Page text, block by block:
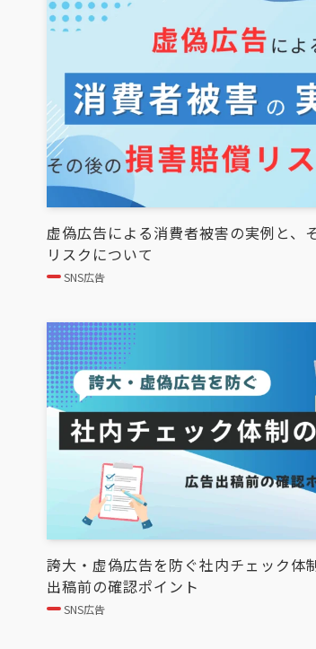
虚偽広告による消費者被害の実例と、
リスクについて
SNS広告
誇大・虚偽広告を防ぐ社内チェック体
出稿前の確認ポイント
SNS広告